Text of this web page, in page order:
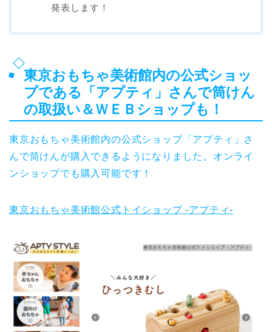
発表します！
東京おもちゃ美術館内の公式ショッ
プである「アプティ」さんで筒けん
の取扱い＆ＷＥＢショップも！
東京おもちゃ美術館内の公式ショップ「アプティ」さ
んで筒けんが購入できるようになりました。オンライ
ンショップでも購入可能です！
東京おもちゃ美術館公式トイショップ -アプティ-